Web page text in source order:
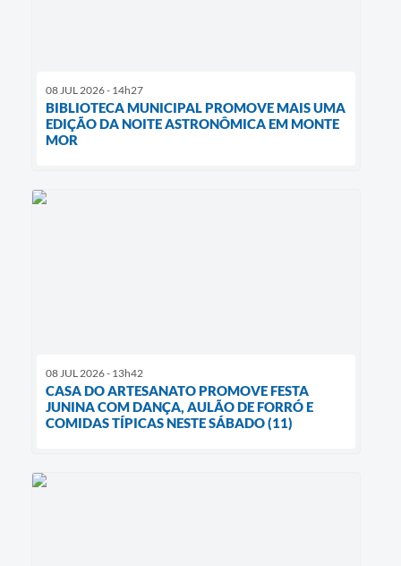
08 JUL 2026 - 14h27
BIBLIOTECA MUNICIPAL PROMOVE MAIS UMA
EDIÇÃO DA NOITE ASTRONÔMICA EM MONTE
MOR
08 JUL 2026 - 13h42
CASA DO ARTESANATO PROMOVE FESTA
JUNINA COM DANÇA, AULÃO DE FORRÓ E
COMIDAS TÍPICAS NESTE SÁBADO (11)